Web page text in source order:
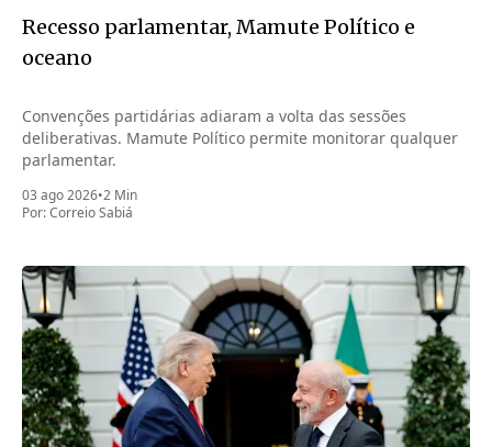
Recesso parlamentar, Mamute Político e
oceano
Convenções partidárias adiaram a volta das sessões
deliberativas. Mamute Político permite monitorar qualquer
parlamentar.
03 ago 2026•2 Min
Por:Correio Sabiá